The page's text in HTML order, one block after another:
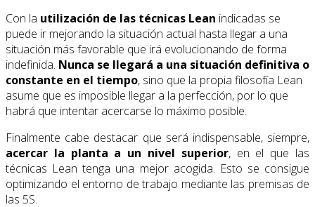
Con la utilización de las técnicas Lean indicadas se
puede ir mejorando la situación actual hasta llegar a una
situación más favorable que irá evolucionando de forma
indefinida. Nunca se llegará a una situación definitiva o
constante en el tiempo, sino que la propia filosofía Lean
asume que es imposible llegar a la perfección, por lo que
habrá que intentar acercarse lo máximo posible.
Finalmente cabe destacar que será indispensable, siempre,
acercar la planta a un nivel superior, en el que las
técnicas Lean tenga una mejor acogida. Esto se consigue
optimizando el entorno de trabajo mediante las premisas de
las 5S.